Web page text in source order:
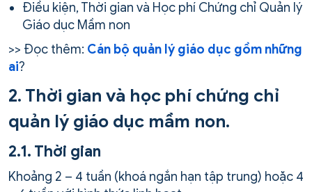
Điều kiện, Thời gian và Học phí Chứng chỉ Quản lý
Giáo dục Mầm non
>> Đọc thêm: Cán bộ quản lý giáo dục gồm những
ai?
2. Thời gian và học phí chứng chỉ
quản lý giáo dục mầm non.
2.1. Thời gian
Khoảng 2 – 4 tuần (khoá ngắn hạn tập trung) hoặc 4